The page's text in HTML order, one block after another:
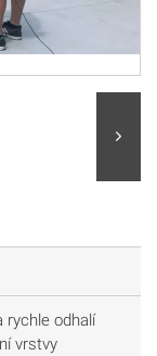
rychle odhalí
vrstvy